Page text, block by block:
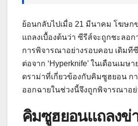
ย้อนกลับไปเมื่อ 21 มีนาคม โฆษก
แถลงเบื้องต้นว่า ซีรีส์จะถูกชะลอ
การพิจารณาอย่างรอบคอบ เดิมที
ต่อจาก ‘Hyperknife’ ในเดือนเมษ
ดราม่าที่เกี่ยวข้องกับคิมซูฮยอน ก
ออกฉายในช่วงนี้จึงถูกพิจารณาอ
คิมซูฮยอนแถลงข่